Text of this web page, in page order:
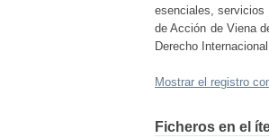
esenciales,
de Acción de Viena
Derecho
Mostrar el registro
Ficheros en el